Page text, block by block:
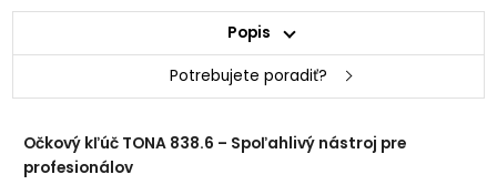
Popis
Potrebujete poradiť?
Očkový kľúč TONA 838.6 – Spoľahlivý nástroj pre
profesionálov